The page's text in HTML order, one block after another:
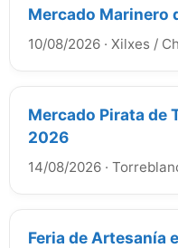
Mercado Marinero
10/08/2026 · Xilxes /
Mercado Pirata de
2026
14/08/2026 ·
Feria de Artesanía